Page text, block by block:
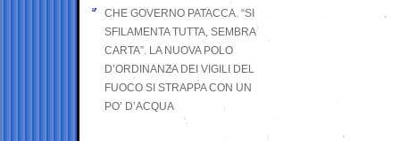
CHE GOVERNO PATACCA. “SI
SFILAMENTA TUTTA, SEMBRA
CARTA”. LA NUOVA POLO
D’ORDINANZA DEI VIGILI DEL
FUOCO SI STRAPPA CON UN
PO’ D’ACQUA